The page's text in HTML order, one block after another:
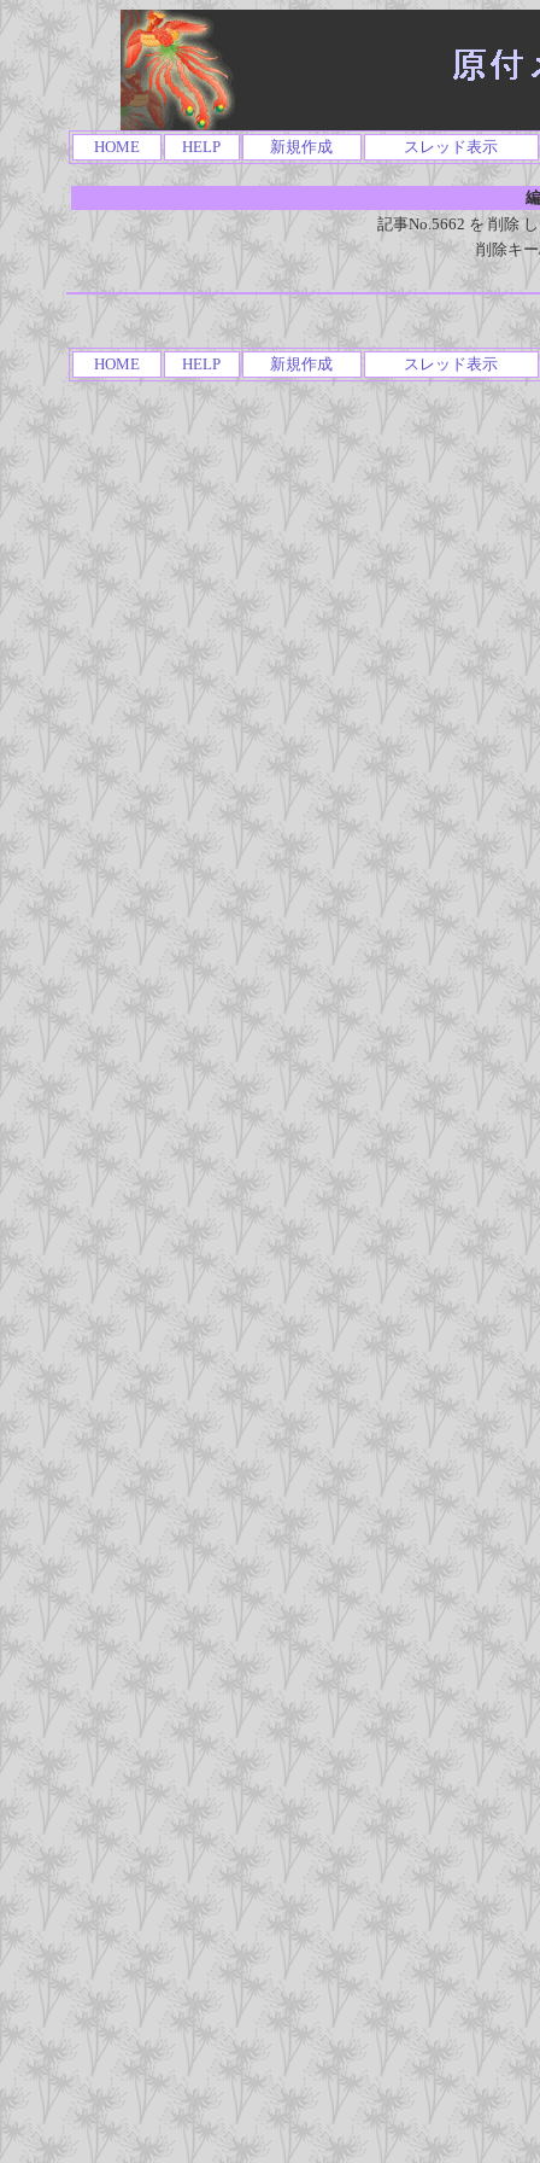
HOME HELP 新規作成 スレッド表示
記事No.5662 を 削除
削除キ
HOME HELP 新規作成 スレッド表示